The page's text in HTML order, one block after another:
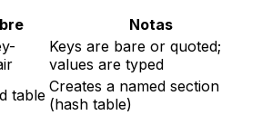
Notas
Keys are bare or quoted;
values are typed
table Creates a named section
(hash table)